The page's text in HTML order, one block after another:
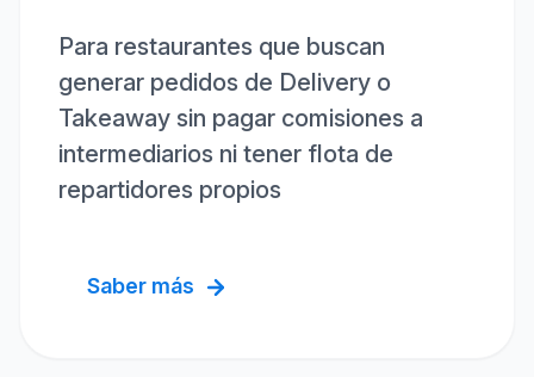
Para restaurantes que buscan
generar pedidos de Delivery o
Takeaway sin pagar comisiones a
intermediarios ni tener flota de
repartidores propios
Saber más